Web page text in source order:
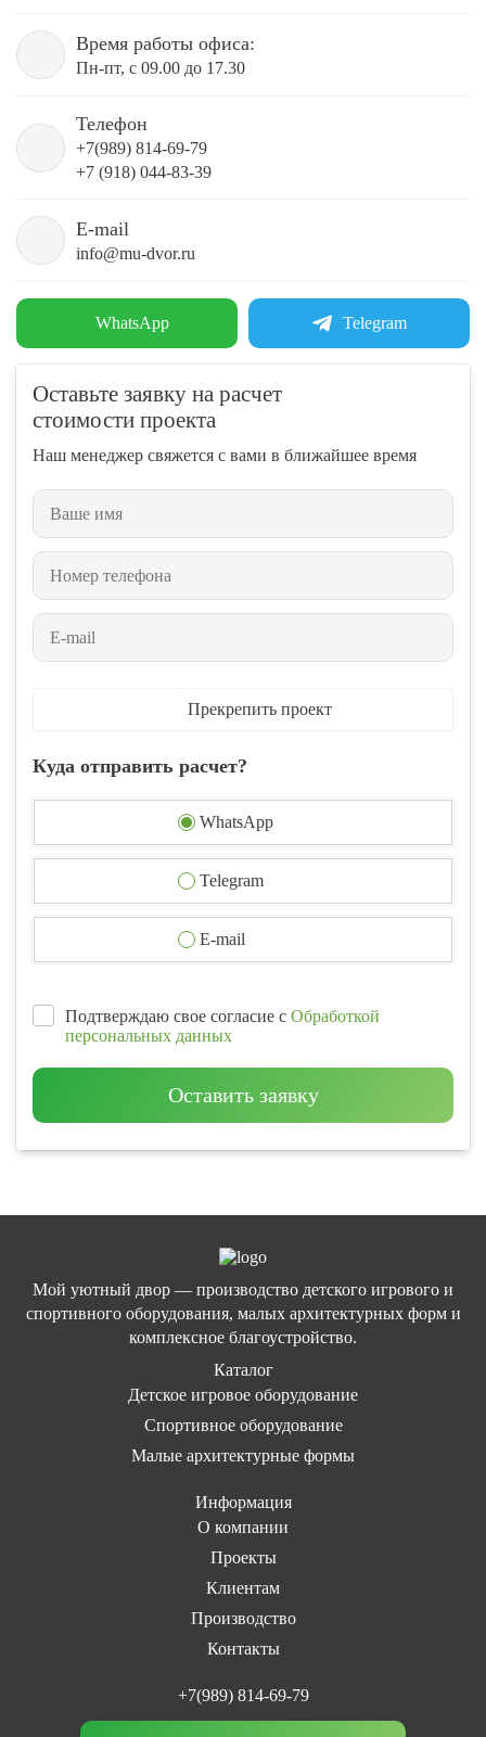
Время работы офиса:
Пн-пт, с 09.00 до 17.30
Телефон
+7(989) 814-69-79
+7 (918) 044-83-39
E-mail
info@mu-dvor.ru
WhatsApp Telegram
Оставьте заявку на расчет
стоимости проекта
Наш менеджер свяжется с вами в ближайшее время
Прекрепить проект
Куда отправить расчет?
WhatsApp
Telegram
E-mail
Подтверждаю свое согласие с Обработкой
персональных данных
Оставить заявку
Мой уютный двор — производство детского игрового и
спортивного оборудования, малых архитектурных форм и
комплексное благоустройство.
Каталог
Детское игровое оборудование
Спортивное оборудование
Малые архитектурные формы
Информация
О компании
Проекты
Клиентам
Производство
Контакты
+7(989) 814-69-79